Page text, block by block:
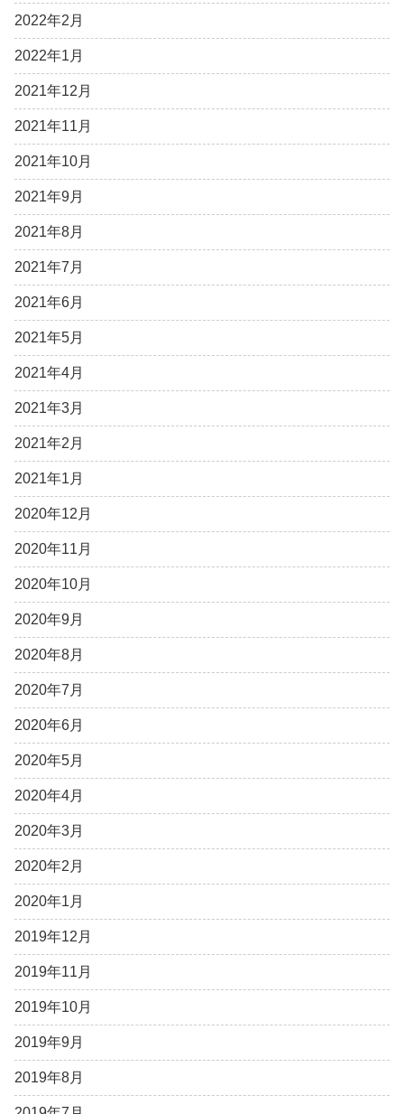
2022年2月
2022年1月
2021年12月
2021年11月
2021年10月
2021年9月
2021年8月
2021年7月
2021年6月
2021年5月
2021年4月
2021年3月
2021年2月
2021年1月
2020年12月
2020年11月
2020年10月
2020年9月
2020年8月
2020年7月
2020年6月
2020年5月
2020年4月
2020年3月
2020年2月
2020年1月
2019年12月
2019年11月
2019年10月
2019年9月
2019年8月